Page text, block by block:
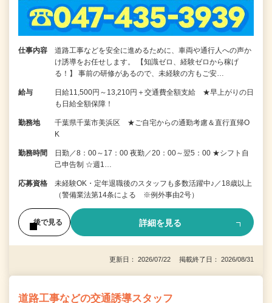
仕事内容
道路工事などを安全に進めるために、車両や通行人への声か
け誘導をお任せします。 【知識ゼロ、経験ゼロから稼げ
る！】 事前の研修があるので、未経験の方もご安…
給与
日給11,500円～13,210円＋交通費全額支給 ★早上がりの日
も日給全額保障！
勤務地
千葉県千葉市美浜区 ★ご自宅からの通勤考慮＆直行直帰O
K
勤務時間
日勤／8：00～17：00 夜勤／20：00～翌5：00 ★シフト自
己申告制 ☆週1…
応募資格
未経験OK・定年退職後のスタッフも多数活躍中♪／18歳以上
（警備業法第14条による ※例外事由2号）
後で見る 詳細を見る
更新日： 2026/07/22 掲載終了日： 2026/08/31
道路工事などの交通誘導スタッフ